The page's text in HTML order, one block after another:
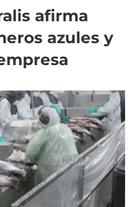
afirma
azules y